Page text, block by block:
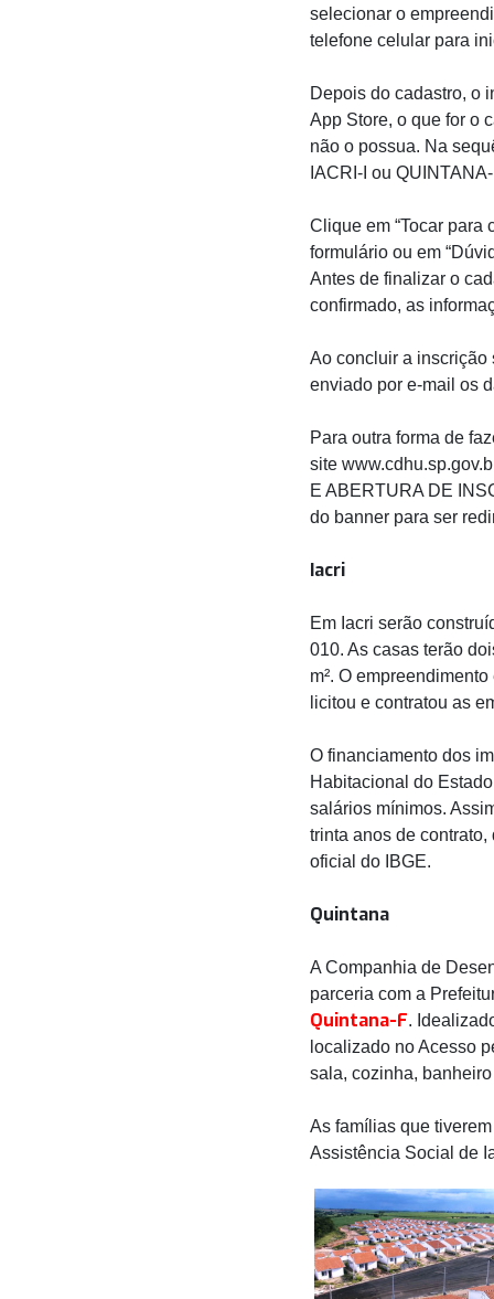
selecionar o
telefone celular para
Depois do cadastro, o
App Store, o que for o
não o possua. Na
IACRI-I ou
Clique em “Tocar para
formulário ou em
Antes de finalizar o
confirmado, as
Ao concluir a
enviado por e-mail os
Para outra forma de
site
E ABERTURA DE
do banner para ser
Iacri
Em Iacri serão
010. As casas terão
m². O
licitou e contratou as
O financiamento dos
Habitacional do
salários mínimos.
trinta anos de
oficial do IBGE.
Quintana
A Companhia de
parceria com a
Quintana-F.
localizado no Acesso
sala, cozinha,
As famílias que
Assistência Social de